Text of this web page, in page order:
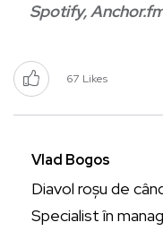
Spotify,
67 Likes
Vlad Bogos
Diavol roșu de
Specialist în